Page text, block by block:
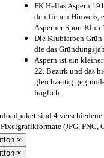
FK Hellas Aspern
deutlichen Hinweis,
Asperner Sport Klub
Die Klubfarben
die das
Aspern ist ein
22. Bezirk und das
gleichzeitig
fraglich.
sind 4
(JPG, PNG,
×
×